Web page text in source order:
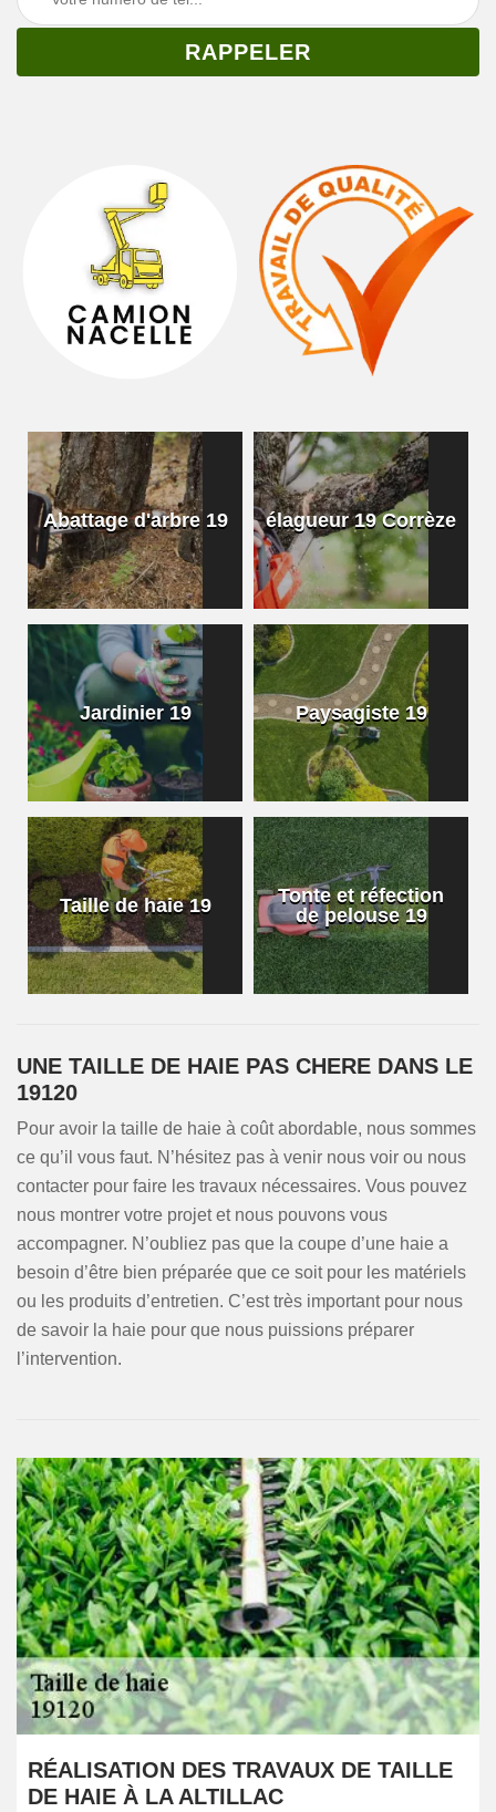
Abattage d'arbre 19 élagueur 19 Corrèze
Jardinier 19 Paysagiste 19
Taille de haie 19
Tonte et réfection
de pelouse 19
UNE TAILLE DE HAIE PAS CHERE DANS LE
19120
Pour avoir la taille de haie à coût abordable, nous sommes
ce qu’il vous faut. N’hésitez pas à venir nous voir ou nous
contacter pour faire les travaux nécessaires. Vous pouvez
nous montrer votre projet et nous pouvons vous
accompagner. N’oubliez pas que la coupe d’une haie a
besoin d’être bien préparée que ce soit pour les matériels
ou les produits d’entretien. C’est très important pour nous
de savoir la haie pour que nous puissions préparer
l’intervention.
RÉALISATION DES TRAVAUX DE TAILLE
DE HAIE À LA ALTILLAC